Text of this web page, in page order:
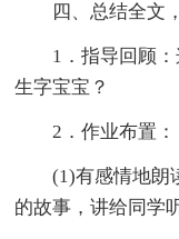
四、总结全文
1．指导回顾
生字宝宝？
2．作业布置：
(1)有感情地朗
的故事，讲给同学